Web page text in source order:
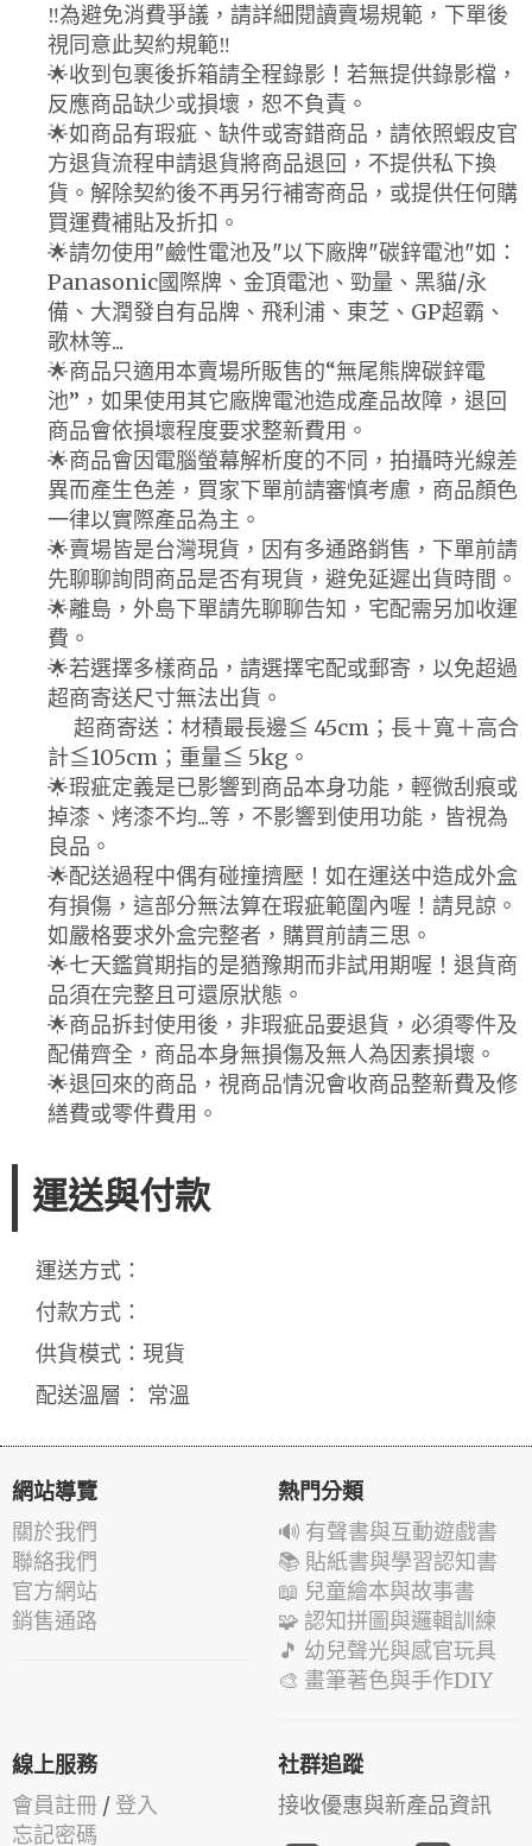
‼️為避免消費爭議，請詳細閱讀賣場規範，下單後
視同意此契約規範‼️
🌟收到包裹後拆箱請全程錄影！若無提供錄影檔，
反應商品缺少或損壞，恕不負責。
🌟如商品有瑕疵、缺件或寄錯商品，請依照蝦皮官
方退貨流程申請退貨將商品退回，不提供私下換
貨。解除契約後不再另行補寄商品，或提供任何購
買運費補貼及折扣。
🌟請勿使用"鹼性電池及"以下廠牌"碳鋅電池"如：
Panasonic國際牌、金頂電池、勁量、黑貓/永
備、大潤發自有品牌、飛利浦、東芝、GP超霸、
歌林等...
🌟商品只適用本賣場所販售的“無尾熊牌碳鋅電
池”，如果使用其它廠牌電池造成產品故障，退回
商品會依損壞程度要求整新費用。
🌟商品會因電腦螢幕解析度的不同，拍攝時光線差
異而產生色差，買家下單前請審慎考慮，商品顏色
一律以實際產品為主。
🌟賣場皆是台灣現貨，因有多通路銷售，下單前請
先聊聊詢問商品是否有現貨，避免延遲出貨時間。
🌟離島，外島下單請先聊聊告知，宅配需另加收運
費。
🌟若選擇多樣商品，請選擇宅配或郵寄，以免超過
超商寄送尺寸無法出貨。
超商寄送：材積最長邊≦ 45cm；長＋寬＋高合
計≦105cm；重量≦ 5kg。
🌟瑕疵定義是已影響到商品本身功能，輕微刮痕或
掉漆、烤漆不均...等，不影響到使用功能，皆視為
良品。
🌟配送過程中偶有碰撞擠壓！如在運送中造成外盒
有損傷，這部分無法算在瑕疵範圍內喔！請見諒。
如嚴格要求外盒完整者，購買前請三思。
🌟七天鑑賞期指的是猶豫期而非試用期喔！退貨商
品須在完整且可還原狀態。
🌟商品拆封使用後，非瑕疵品要退貨，必須零件及
配備齊全，商品本身無損傷及無人為因素損壞。
🌟退回來的商品，視商品情況會收商品整新費及修
繕費或零件費用。
運送與付款
運送方式：
付款方式：
供貨模式：現貨
配送溫層： 常溫
網站導覽
關於我們
聯絡我們
官方網站
銷售通路
熱門分類
🔊 有聲書與互動遊戲書
📚 貼紙書與學習認知書
📖 兒童繪本與故事書
🧩 認知拼圖與邏輯訓練
🎵 幼兒聲光與感官玩具
🎨 畫筆著色與手作DIY
線上服務
會員註冊 / 登入
忘記密碼
社群追蹤
接收優惠與新產品資訊